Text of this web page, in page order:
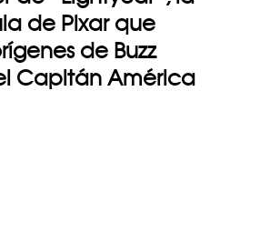
de Pixar que
de Buzz
Capitán América